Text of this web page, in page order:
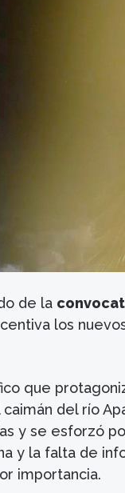
de la
los
que
del río
y se esforzó
y la falta de
importancia.